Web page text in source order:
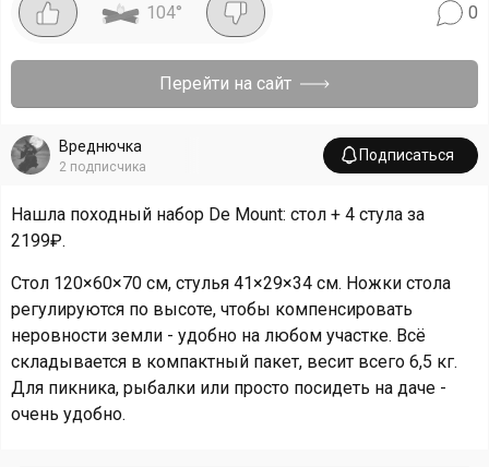
104° 0
Перейти на сайт
Вреднючка
2 подписчика
Подписаться
Нашла походный набор De Mount: стол + 4 стула за
2199₽.
Стол 120×60×70 см, стулья 41×29×34 см. Ножки стола
регулируются по высоте, чтобы компенсировать
неровности земли - удобно на любом участке. Всё
складывается в компактный пакет, весит всего 6,5 кг.
Для пикника, рыбалки или просто посидеть на даче -
очень удобно.